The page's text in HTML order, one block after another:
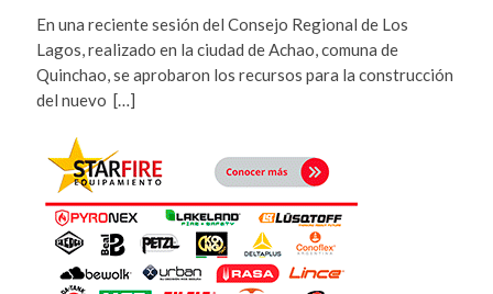
En una reciente sesión del Consejo Regional de Los
Lagos, realizado en la ciudad de Achao, comuna de
Quinchao, se aprobaron los recursos para la construcción
del nuevo […]